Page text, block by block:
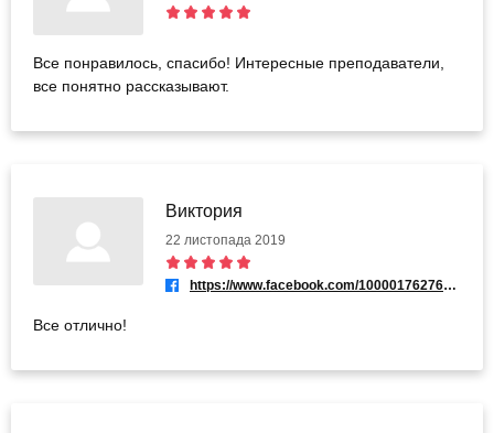
Все понравилось, спасибо! Интересные преподаватели,
все понятно рассказывают.
Виктория
22 листопада 2019
https://www.facebook.com/100001762765923
Все отлично!